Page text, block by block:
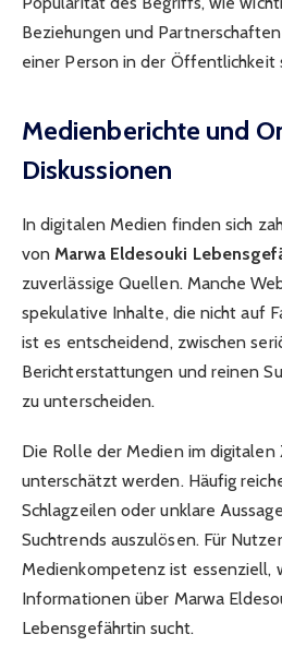
Beziehungen und
einer Person in der Öffentlichkeit
Medienberichte und
Diskussionen
In digitalen Medien finden sich
vonMarwa Eldesouki
zuverlässige Quellen. Manche
spekulative Inhalte, die nicht auf
ist es entscheidend, zwischen
Berichterstattungen und reinen
zu unterscheiden.
Die Rolle der Medien im
unterschätzt werden. Häufig
Schlagzeilen oder unklare
Suchtrends auszulösen. Für
Medienkompetenz ist essenziell,
Informationen über Marwa
Lebensgefährtin sucht.